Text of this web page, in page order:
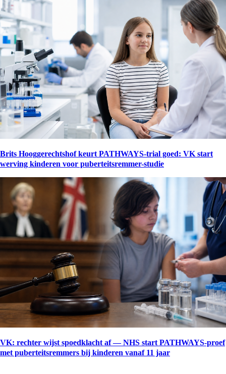
Brits Hooggerechtshof keurt PATHWAYS-trial goed: VK start
werving kinderen voor puberteitsremmer-studie
VK: rechter wijst spoedklacht af — NHS start PATHWAYS-proef
met puberteitsremmers bij kinderen vanaf 11 jaar